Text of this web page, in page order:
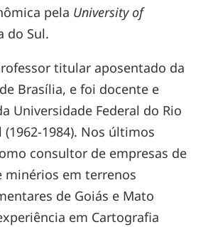
pela University of
do Sul.
titular aposentado da
Brasília, e foi docente e
Universidade Federal do Rio
(1962-1984). Nos últimos
consultor de empresas de
minérios em terrenos
de Goiás e Mato
em Cartografia